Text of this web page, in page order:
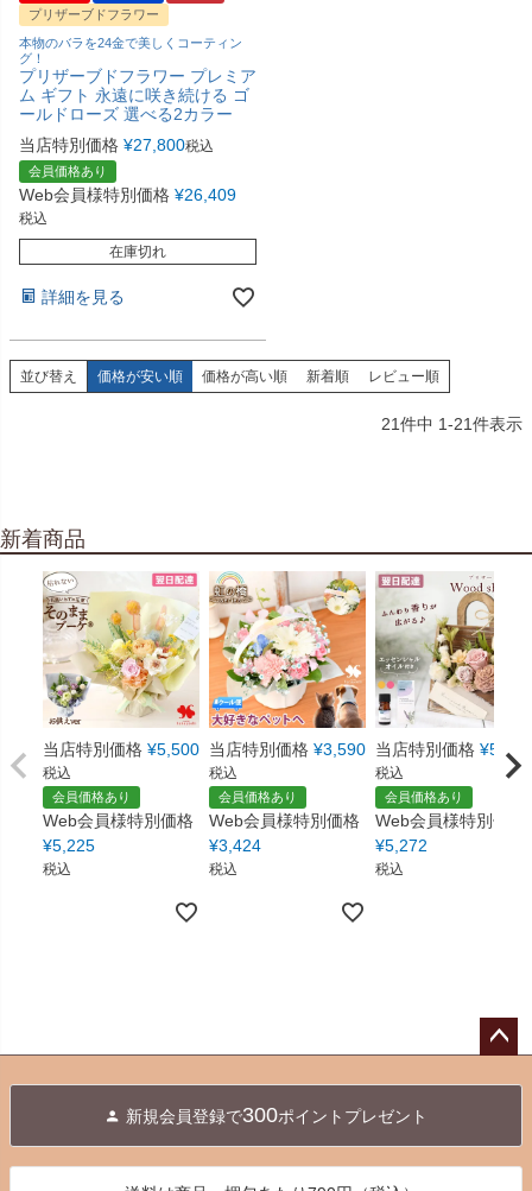
プリザーブドフラワー
本物のバラを24金で美しくコーティン
グ！
プリザーブドフラワー プレミア
ム ギフト 永遠に咲き続ける ゴ
ールドローズ 選べる2カラー
当店特別価格 ¥27,800税込
会員価格あり
Web会員様特別価格 ¥26,409
税込
在庫切れ
詳細を見る
並び替え 価格が安い順 価格が高い順 新着順 レビュー順
21件中 1-21件表示
新着商品
当店特別価格 ¥5,500
税込
会員価格あり
Web会員様特別価格
¥5,225
税込
当店特別価格 ¥3,590
税込
会員価格あり
Web会員様特別価格
¥3,424
税込
当店特別価格 ¥5,550
税込
会員価格あり
Web会員様特別価格
¥5,272
税込
へ
新規会員登録で300ポイントプレゼント